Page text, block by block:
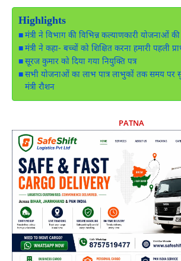
Highlights
मंत्री ने विभाग की विभिन्न कल्याणकारी योजनाओं
मंत्री ने कहा- बच्चों को शिक्षित करना हमारी पहली
सूरज कुमार को दिया गया नियुक्ति पत्र
सभी योजनाओं का लाभ पात्र लाभुकों तक समय पर
मंत्री रौशन
PATNA